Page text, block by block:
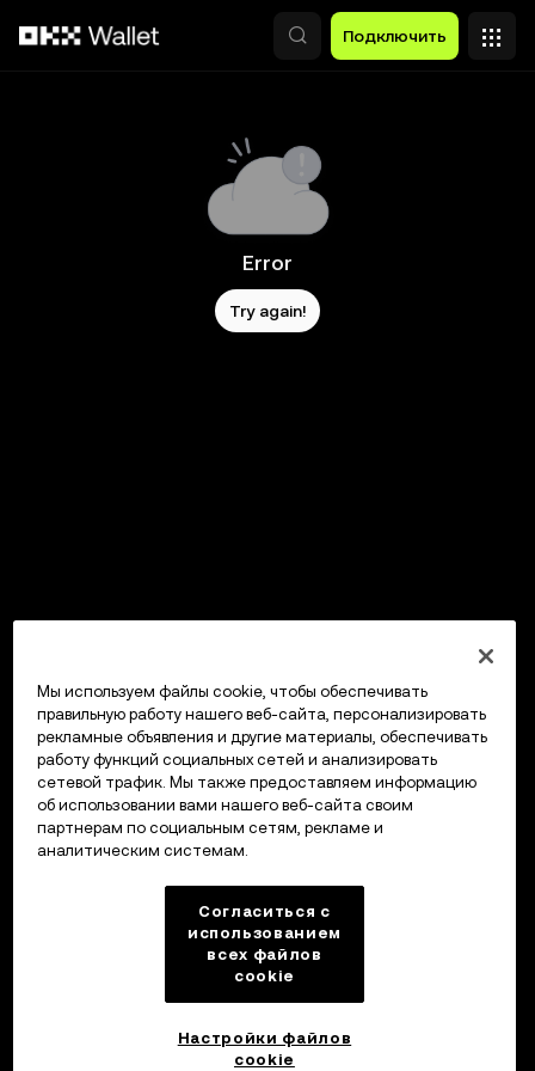
Подключить
Error
Try again!
Мы используем файлы cookie, чтобы обеспечивать
правильную работу нашего веб-сайта, персонализировать
рекламные объявления и другие материалы, обеспечивать
работу функций социальных сетей и анализировать
сетевой трафик. Мы также предоставляем информацию
об использовании вами нашего веб-сайта своим
партнерам по социальным сетям, рекламе и
аналитическим системам.
Согласиться с
использованием
всех файлов
cookie
Настройки файлов
cookie